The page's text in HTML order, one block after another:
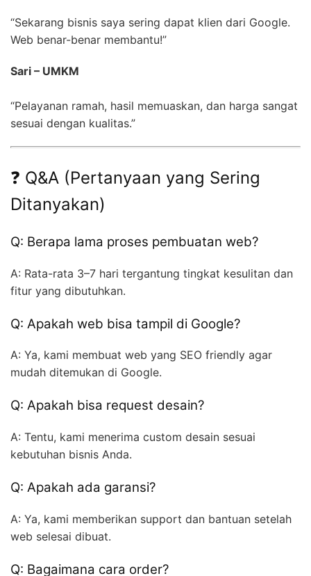
“Sekarang bisnis saya sering dapat klien dari Google.
Web benar-benar membantu!”
Sari – UMKM
“Pelayanan ramah, hasil memuaskan, dan harga sangat
sesuai dengan kualitas.”
❓ Q&A (Pertanyaan yang Sering
Ditanyakan)
Q: Berapa lama proses pembuatan web?
A: Rata-rata 3–7 hari tergantung tingkat kesulitan dan
fitur yang dibutuhkan.
Q: Apakah web bisa tampil di Google?
A: Ya, kami membuat web yang SEO friendly agar
mudah ditemukan di Google.
Q: Apakah bisa request desain?
A: Tentu, kami menerima custom desain sesuai
kebutuhan bisnis Anda.
Q: Apakah ada garansi?
A: Ya, kami memberikan support dan bantuan setelah
web selesai dibuat.
Q: Bagaimana cara order?